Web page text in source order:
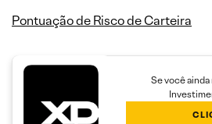
Pontuação de Risco de Carteira
Se você